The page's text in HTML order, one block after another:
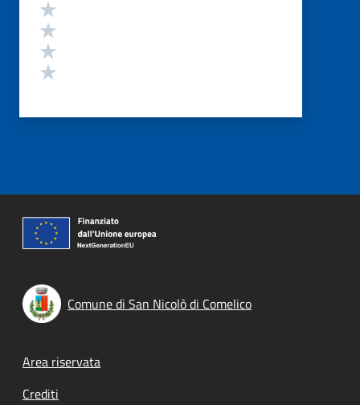
Comune di San Nicolò di Comelico
Footer menu
Area riservata
Crediti